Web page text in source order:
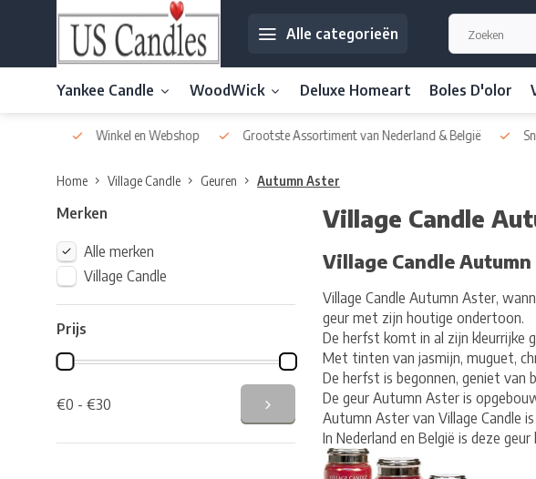
Alle categorieën
Yankee Candle WoodWick Deluxe Homeart Boles D'olor
Winkel en Webshop Grootste Assortiment van Nederland & België
Home Village Candle Geuren Autumn Aster
Merken
Alle merken
Village Candle
Prijs
€0 - €30
Village Candle
Village Candle
Village Candle Autumn Aster,
geur met zijn houtige ondertoon.
De herfst komt in al zijn kleurrijke
Met tinten van jasmijn, muguet,
De herfst is begonnen, geniet
De geur Autumn Aster is
Autumn Aster van Village Candle
In Nederland en België is deze geur